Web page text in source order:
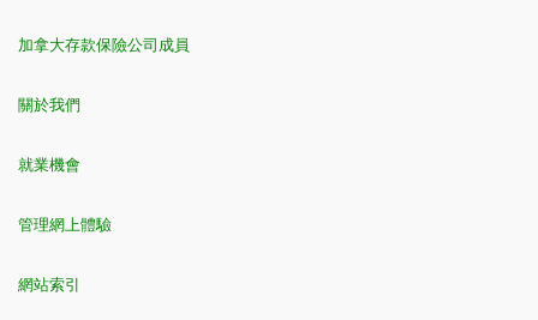
加拿大存款保險公司成員
關於我們
就業機會
管理網上體驗
網站索引